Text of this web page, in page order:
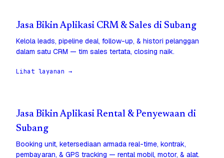
Jasa Bikin Aplikasi CRM & Sales di Subang
Kelola leads, pipeline deal, follow-up, & histori pelanggan
dalam satu CRM — tim sales tertata, closing naik.
Lihat layanan →
Jasa Bikin Aplikasi Rental & Penyewaan di
Subang
Booking unit, ketersediaan armada real-time, kontrak,
pembayaran, & GPS tracking — rental mobil, motor, & alat.